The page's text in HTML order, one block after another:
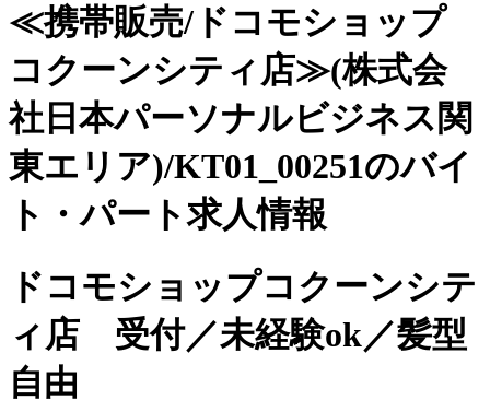
≪携帯販売/ドコモショップ
コクーンシティ店≫(株式会
社日本パーソナルビジネス関
東エリア)/KT01_00251のバイ
ト・パート求人情報
ドコモショップコクーンシテ
ィ店 受付／未経験ok／髪型
自由